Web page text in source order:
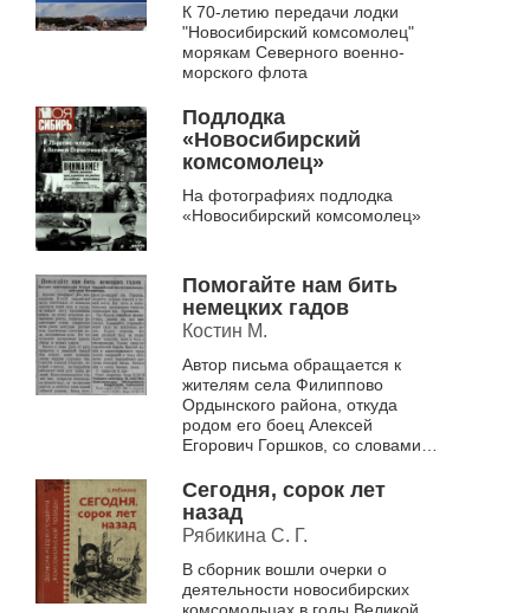
К 70-летию передачи лодки
"Новосибирский комсомолец"
морякам Северного военно-
морского флота
Подлодка
«Новосибирский
комсомолец»
На фотографиях подлодка
«Новосибирский комсомолец»
Помогайте нам бить
немецких гадов
Костин М.
Автор письма обращается к
жителям села Филиппово
Ордынского района, откуда
родом его боец Алексей
Егорович Горшков, со словами
героического земляка, с честью
выполняющего с...
Сегодня, сорок лет
назад
Рябикина С. Г.
В сборник вошли очерки о
деятельности новосибирских